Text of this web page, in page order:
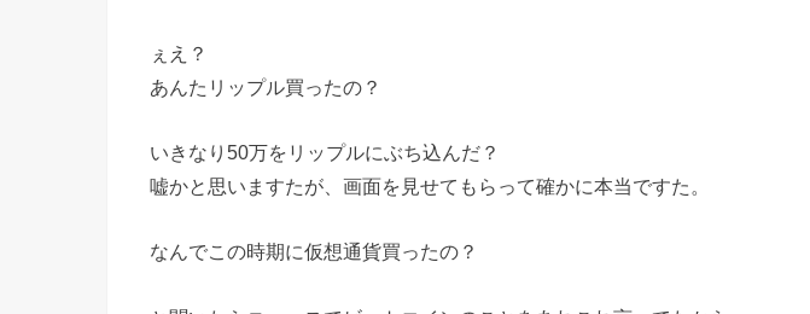
ぇえ？
あんたリップル買ったの？
いきなり50万をリップルにぶち込んだ？
嘘かと思いますたが、画面を見せてもらって確かに本当ですた。
なんでこの時期に仮想通貨買ったの？